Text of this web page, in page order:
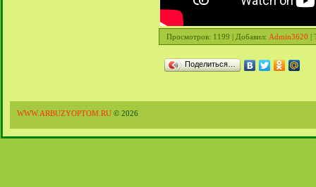
Просмотров: 1199 | Добавил: Admin3620 |
Поделиться…
WWW.ARBUZYOPTOM.RU © 2026